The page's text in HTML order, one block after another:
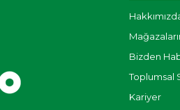
Bizden
Toplumsal
Kariyer